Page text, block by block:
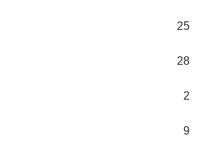
25
28
2
9